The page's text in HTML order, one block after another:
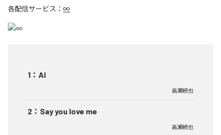
各配信サービス： ∞
1 ： AI
高瀬統也
2 ： Say you love me
高瀬統也